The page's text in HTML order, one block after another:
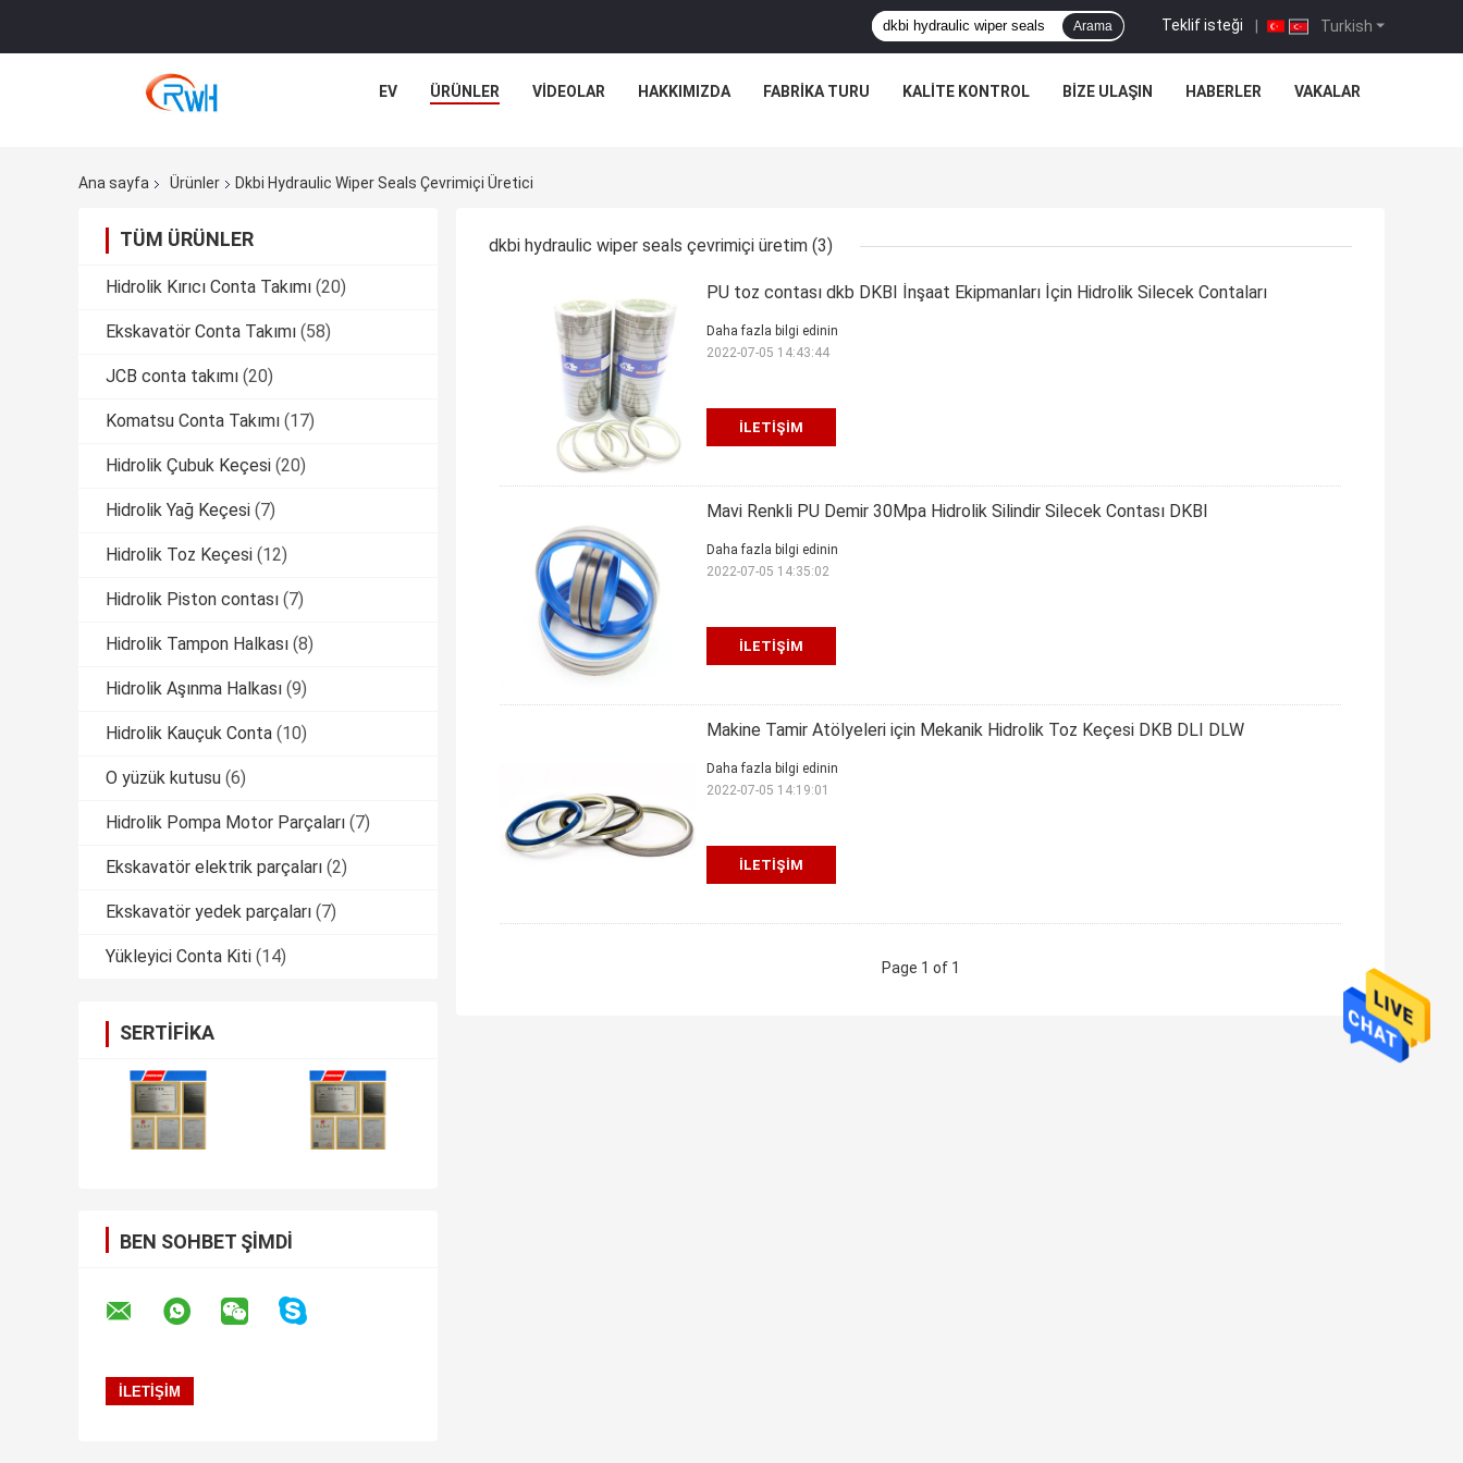
Turkish
Teklif isteği |
Arama
EV ÜRÜNLER VIDEOLAR HAKKIMIZDA FABRIKA TURU KALITE KONTROL BIZE ULAŞIN HABERLER VAKALAR
Ana sayfa Ürünler Dkbi Hydraulic Wiper Seals Çevrimiçi Üretici
TÜM ÜRÜNLER
Hidrolik Kırıcı Conta Takımı (20)
Ekskavatör Conta Takımı (58)
JCB conta takımı (20)
Komatsu Conta Takımı (17)
Hidrolik Çubuk Keçesi (20)
Hidrolik Yağ Keçesi (7)
Hidrolik Toz Keçesi (12)
Hidrolik Piston contası (7)
Hidrolik Tampon Halkası (8)
Hidrolik Aşınma Halkası (9)
Hidrolik Kauçuk Conta (10)
O yüzük kutusu (6)
Hidrolik Pompa Motor Parçaları (7)
Ekskavatör elektrik parçaları (2)
Ekskavatör yedek parçaları (7)
Yükleyici Conta Kiti (14)
SERTIFIKA
BEN SOHBET ŞIMDI
dkbi hydraulic wiper seals çevrimiçi üretim (3)
PU toz contası dkb DKBI İnşaat Ekipmanları İçin Hidrolik Silecek Contaları
İLETIŞIM
Daha fazla bilgi edinin
2022-07-05 14:43:44
Mavi Renkli PU Demir 30Mpa Hidrolik Silindir Silecek Contası DKBI
İLETIŞIM
Daha fazla bilgi edinin
2022-07-05 14:35:02
Makine Tamir Atölyeleri için Mekanik Hidrolik Toz Keçesi DKB DLI DLW
İLETIŞIM
Daha fazla bilgi edinin
2022-07-05 14:19:01
Page 1 of 1